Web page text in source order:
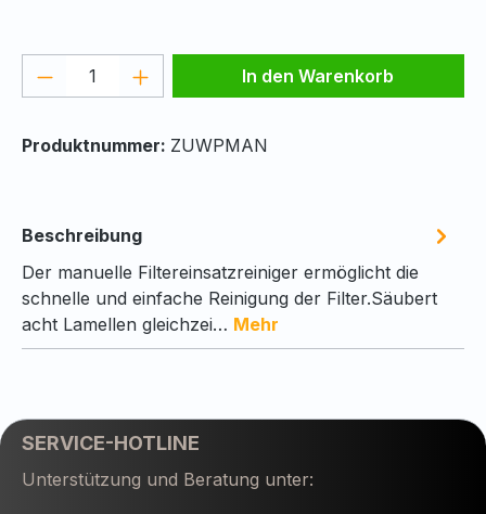
Produkt Anzahl: Gib denIn den Warenkorb
Produktnummer: ZUWPMAN
Beschreibung
Der manuelle Filtereinsatzreiniger ermöglicht die
schnelle und einfache Reinigung der Filter.Säubert
acht Lamellen gleichzei… Mehr
SERVICE-HOTLINE
Unterstützung und Beratung unter: